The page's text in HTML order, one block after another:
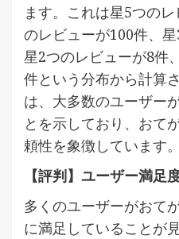
ます。これは星5つの
のレビューが100件、星
星2つのレビューが8件
件という分布から計算
は、大多数のユーザー
とを示しており、おて
頼性を象徴しています。
【評判】ユーザー満足
多くのユーザーがおて
に満足していることが